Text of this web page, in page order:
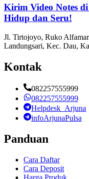
Kirim Video Notes
Hidup dan Seru!
Jl. Tirtojoyo, Ruko
Landungsari, Kec. Dau,
Kontak
082257555999
082257555999
Helpdesk_Arjuna
infoArjunaPulsa
Panduan
Cara Daftar
Cara Deposit
Harga Produk